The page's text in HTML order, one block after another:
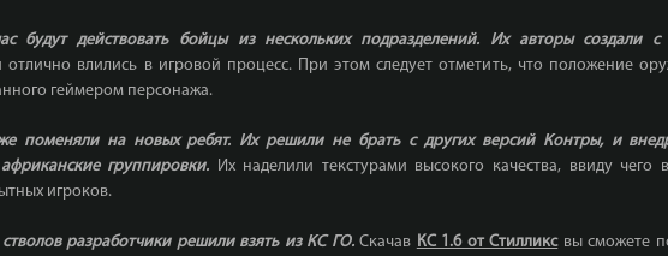
будут действовать бойцы из нескольких подразделений. Их авторы создали с
отлично влились в игровой процесс. При этом следует отметить, что положение
геймером персонажа.
поменяли на новых ребят. Их решили не брать с других версий Контры, и
группировки. Их наделили текстурами высокого качества, ввиду чего
игроков.
разработчики решили взять из КС ГО.Скачав КС 1.6 от Стилликсвы сможете